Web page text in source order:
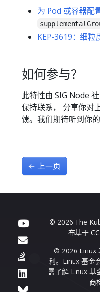
为 Pod 或容器配
KEP-3619：细
如何参与？
此特性由 SIG Node
保持联系， 分享你对
馈。我们期待听到你的
← 上一页
© 2026 The
布基于
© 2026 Linux
利。Linux 基金
需了解 Linux 基
商